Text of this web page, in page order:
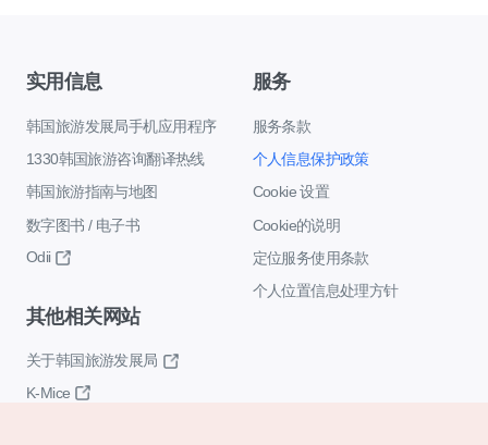
实用信息
韩国旅游发展局手机应用程序
1330韩国旅游咨询翻译热线
韩国旅游指南与地图
数字图书 / 电子书
Odii
服务
服务条款
个人信息保护政策
Cookie 设置
Cookie的说明
定位服务使用条款
个人位置信息处理方针
其他相关网站
关于韩国旅游发展局
K-Mice